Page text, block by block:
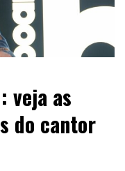
veja as
do cantor